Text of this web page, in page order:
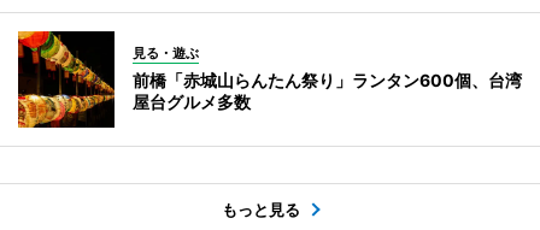
見る・遊ぶ
前橋「赤城山らんたん祭り」ランタン600個、台湾
屋台グルメ多数
もっと見る